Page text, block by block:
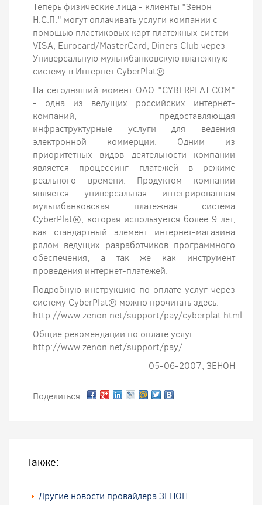
Теперь физические лица - клиенты "Зенон
Н.С.П." могут оплачивать услуги компании с
помощью пластиковых карт платежных систем
VISA, Eurocard/MasterCard, Diners Club через
Универсальную мультибанковскую платежную
систему в Интернет CyberPlat®.
На сегодняший момент ОАО "CYBERPLAT.COM"
- одна из ведущих российских интернет-
компаний, предоставляющая
инфраструктурные услуги для ведения
электронной коммерции. Одним из
приоритетных видов деятельности компании
является процессинг платежей в режиме
реального времени. Продуктом компании
является универсальная интегрированная
мультибанковская платежная система
CyberPlat®, которая используется более 9 лет,
как стандартный элемент интернет-магазина
рядом ведущих разработчиков программного
обеспечения, а так же как инструмент
проведения интернет-платежей.
Подробную инструкцию по оплате услуг через
систему CyberPlat® можно прочитать здесь:
http://www.zenon.net/support/pay/cyberplat.html.
Общие рекомендации по оплате услуг:
http://www.zenon.net/support/pay/.
05-06-2007, ЗЕНОН
Поделиться:
Также:
Другие новости провайдера ЗЕНОН